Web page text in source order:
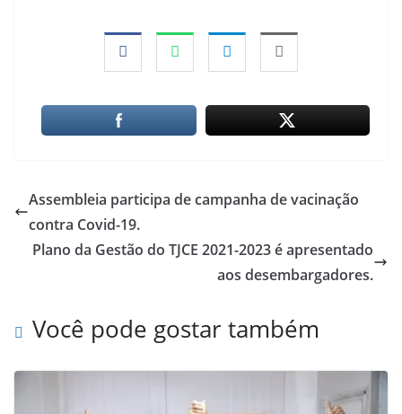
Assembleia participa de campanha de vacinação
contra Covid-19.
Plano da Gestão do TJCE 2021-2023 é apresentado
aos desembargadores.
Você pode gostar também